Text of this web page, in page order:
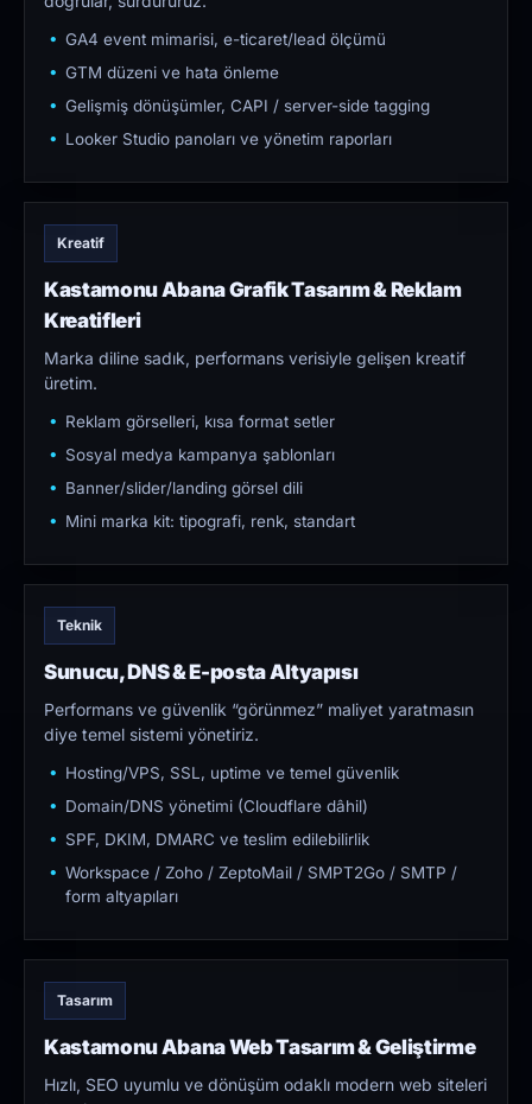
GA4 event mimarisi, e-ticaret/lead ölçümü
GTM düzeni ve hata önleme
Gelişmiş dönüşümler, CAPI / server-side tagging
Looker Studio panoları ve yönetim raporları
Kreatif
Kastamonu Abana Grafik Tasarım & Reklam
Kreatifleri
Marka diline sadık, performans verisiyle gelişen kreatif
üretim.
Reklam görselleri, kısa format setler
Sosyal medya kampanya şablonları
Banner/slider/landing görsel dili
Mini marka kit: tipografi, renk, standart
Teknik
Sunucu, DNS & E-posta Altyapısı
Performans ve güvenlik “görünmez” maliyet yaratmasın
diye temel sistemi yönetiriz.
Hosting/VPS, SSL, uptime ve temel güvenlik
Domain/DNS yönetimi (Cloudflare dâhil)
SPF, DKIM, DMARC ve teslim edilebilirlik
Workspace / Zoho / ZeptoMail / SMPT2Go / SMTP /
form altyapıları
Tasarım
Kastamonu Abana Web Tasarım & Geliştirme
Hızlı, SEO uyumlu ve dönüşüm odaklı modern web siteleri